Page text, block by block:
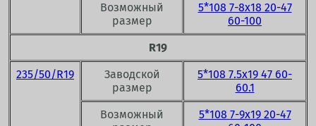
Возможный
размер
5*108 7-8x18 20-47
60-100
R19
235/50/R19
Заводской
размер
5*108 7.5x19 47 60-
60.1
Возможный
5*108 7-9x19 20-47